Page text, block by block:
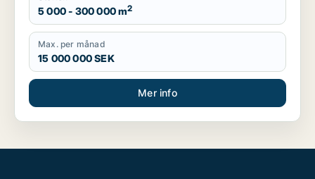
5 000 - 300 000 m2
Max. per månad
15 000 000 SEK
Mer info